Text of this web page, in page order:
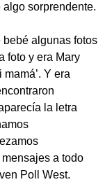
sorprendente.
bebé algunas fotos
foto y era Mary
mamá’. Y era
la letra
a todo
Poll West.